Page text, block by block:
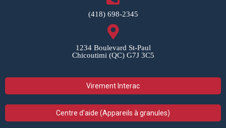
(418) 698-2345
1234 Boulevard St-Paul
Chicoutimi (QC) G7J 3C5
Virement Interac
Centre d'aide (Appareils à granules)